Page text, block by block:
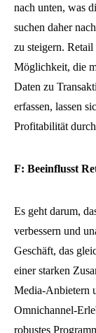
nach unten, was
suchen daher
zu steigern.
Möglichkeit, die
Daten zu
erfassen, lassen
Profitabilität
F: Beeinflusst
Es geht darum,
verbessern und
Geschäft, das
einer starken
Media-Anbietern
Omnichannel-
robustes